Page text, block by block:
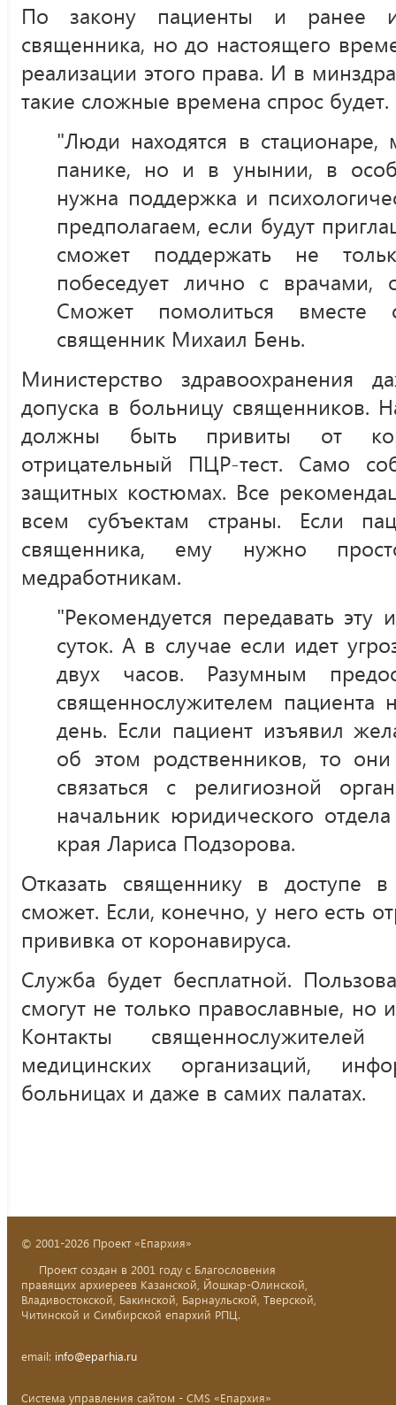
По закону пациенты и ранее
священника, но до настоящего
реализации этого права. И в
такие сложные времена спрос будет.
"Люди находятся в
панике, но и в унынии, в
нужна поддержка и
предполагаем, если будут
сможет поддержать не
побеседует лично с врачами,
Сможет помолиться
священник Михаил Бень.
Министерство здравоохранения
допуска в больницу священников.
должны быть привиты от
отрицательный ПЦР-тест. Само
защитных костюмах. Все
всем субъектам страны. Если
священника, ему нужно
медработникам.
"Рекомендуется передавать
суток. А в случае если идет
двух часов. Разумным
священнослужителем
день. Если пациент изъявил
об этом родственников, то они
связаться с религиозной
начальник юридического
края Лариса Подзорова.
Отказать священнику в доступе
сможет. Если, конечно, у него есть
прививка от коронавируса.
Служба будет бесплатной.
смогут не только православные, но
Контакты
медицинских организаций,
больницах и даже в самих палатах.
© 2001-2026 Проект «Епархия»
Проект создан в 2001 году с Благословения
правящих архиереев Казанской, Йошкар-Олинской,
Владивостокской, Бакинской, Барнаульской, Тверской,
Читинской и Симбирской епархий РПЦ.
email: info@eparhia.ru
Система управления сайтом - CMS «Епархия»